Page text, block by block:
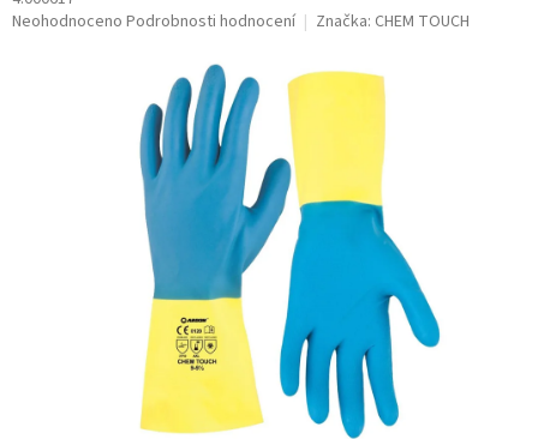
Průměrné
Neohodnoceno Podrobnosti hodnocení Značka: CHEM TOUCH